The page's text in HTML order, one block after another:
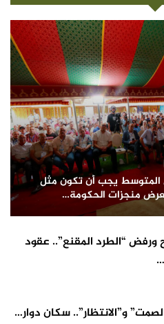
المتوسط يجب أن تكون مثل
منجزات الحكومة…
ورفض “الطرد المقنع”.. عقود
و”الانتظار”.. سكان دوار…